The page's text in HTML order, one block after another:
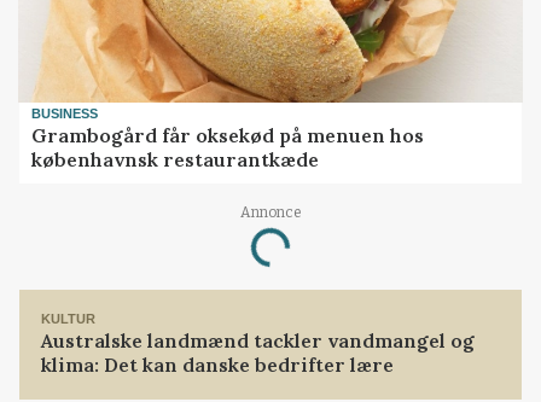
BUSINESS
Grambogård får oksekød på menuen hos
københavnsk restaurantkæde
Annonce
Loading...
KULTUR
Australske landmænd tackler vandmangel og
klima: Det kan danske bedrifter lære